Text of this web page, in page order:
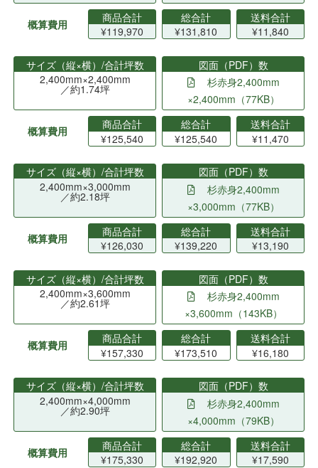
概算費用
商品合計
¥119,970
総合計
¥131,810
送料合計
¥11,840
サイズ（縦×横）/合計坪数
2,400mm×2,400mm
／約1.74坪
図面（PDF）数
杉赤身2,400mm
×2,400mm（77KB）
概算費用
商品合計
¥125,540
総合計
¥125,540
送料合計
¥11,470
サイズ（縦×横）/合計坪数
2,400mm×3,000mm
／約2.18坪
図面（PDF）数
杉赤身2,400mm
×3,000mm（77KB）
概算費用
商品合計
¥126,030
総合計
¥139,220
送料合計
¥13,190
サイズ（縦×横）/合計坪数
2,400mm×3,600mm
／約2.61坪
図面（PDF）数
杉赤身2,400mm
×3,600mm（143KB）
概算費用
商品合計
¥157,330
総合計
¥173,510
送料合計
¥16,180
サイズ（縦×横）/合計坪数
2,400mm×4,000mm
／約2.90坪
図面（PDF）数
杉赤身2,400mm
×4,000mm（79KB）
概算費用
商品合計
¥175,330
総合計
¥192,920
送料合計
¥17,590